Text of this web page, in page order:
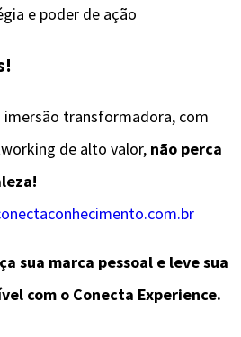
e poder de ação
imersão transformadora, com
de alto valor, não perca
sua marca pessoal e leve sua
com o Conecta Experience.